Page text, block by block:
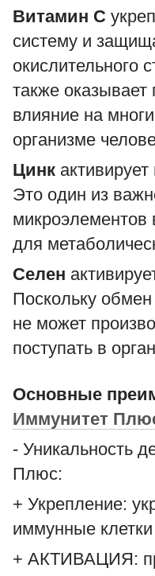
Витамин С
систему и
окислительного
также
влияние на
организме
Цинк
Это один из
микроэлементов
для
Селен
Поскольку
не может
поступать в
Основные
Иммунитет
- Уникальность
Плюс:
+ Укрепление:
иммунные клетки
+ АКТИВАЦИЯ: